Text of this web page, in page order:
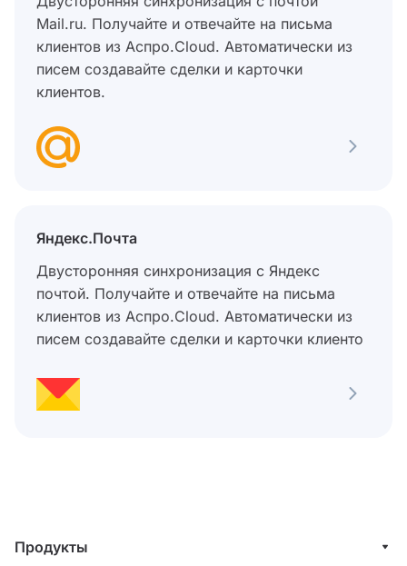
Mail.ru. Получайте и отвечайте на письма
клиентов из Аспро.Cloud. Автоматически из
писем создавайте сделки и карточки
клиентов.
Яндекс.Почта
Двусторонняя синхронизация с Яндекс
почтой. Получайте и отвечайте на письма
клиентов из Аспро.Cloud. Автоматически из
писем создавайте сделки и карточки клиенто
Продукты